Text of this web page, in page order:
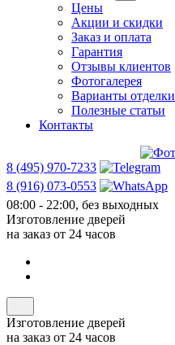
Цены
Акции и скидки
Заказ и оплата
Гарантия
Отзывы клиентов
Фотогалерея
Варианты отделки
Полезные статьи
Контакты
8 (495) 970-7233
8 (916) 073-0553
08:00 - 22:00, без выходных
Изготовление дверей
на заказ от 24 часов
Изготовление дверей
на заказ от 24 часов